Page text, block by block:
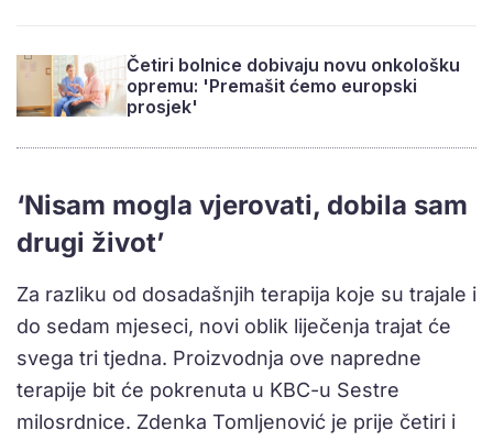
Četiri bolnice dobivaju novu onkološku
opremu: 'Premašit ćemo europski
prosjek'
‘Nisam mogla vjerovati, dobila sam
drugi život’
Za razliku od dosadašnjih terapija koje su trajale i
do sedam mjeseci, novi oblik liječenja trajat će
svega tri tjedna. Proizvodnja ove napredne
terapije bit će pokrenuta u KBC-u Sestre
milosrdnice. Zdenka Tomljenović je prije četiri i